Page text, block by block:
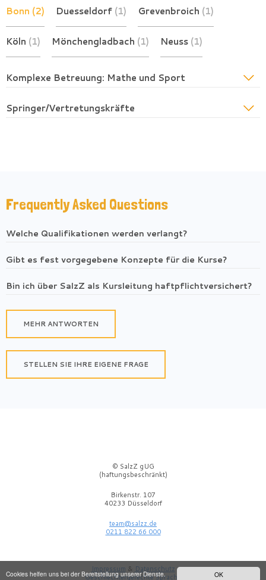
OK
Cookies helfen uns bei der Bereitstellung unserer Dienste.
Bonn (2) Duesseldorf (1) Grevenbroich (1)
Köln (1) Mönchengladbach (1) Neuss (1)
Komplexe Betreuung: Mathe und Sport
Springer/Vertretungskräfte
Frequently Asked Questions
Welche Qualifikationen werden verlangt?
Gibt es fest vorgegebene Konzepte für die Kurse?
Bin ich über SalzZ als Kursleitung haftpflichtversichert?
MEHR ANTWORTEN
STELLEN SIE IHRE EIGENE FRAGE
© SalzZ gUG
(haftungsbeschränkt)
Birkenstr. 107
40233 Düsseldorf
team@salzz.de
0211 822 66 000
Impressum & Datenschutz
Geschlechtergerechte Sprache